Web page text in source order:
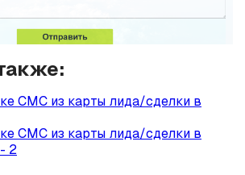
СМС из карты лида/сделки в
СМС из карты лида/сделки в
2